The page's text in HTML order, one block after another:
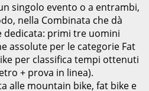
singolo evento o a entrambi,
nella Combinata che dà
primi tre uomini
assolute per le categorie Fat
per classifica tempi ottenuti
+ prova in linea).
alle mountain bike, fat bike e